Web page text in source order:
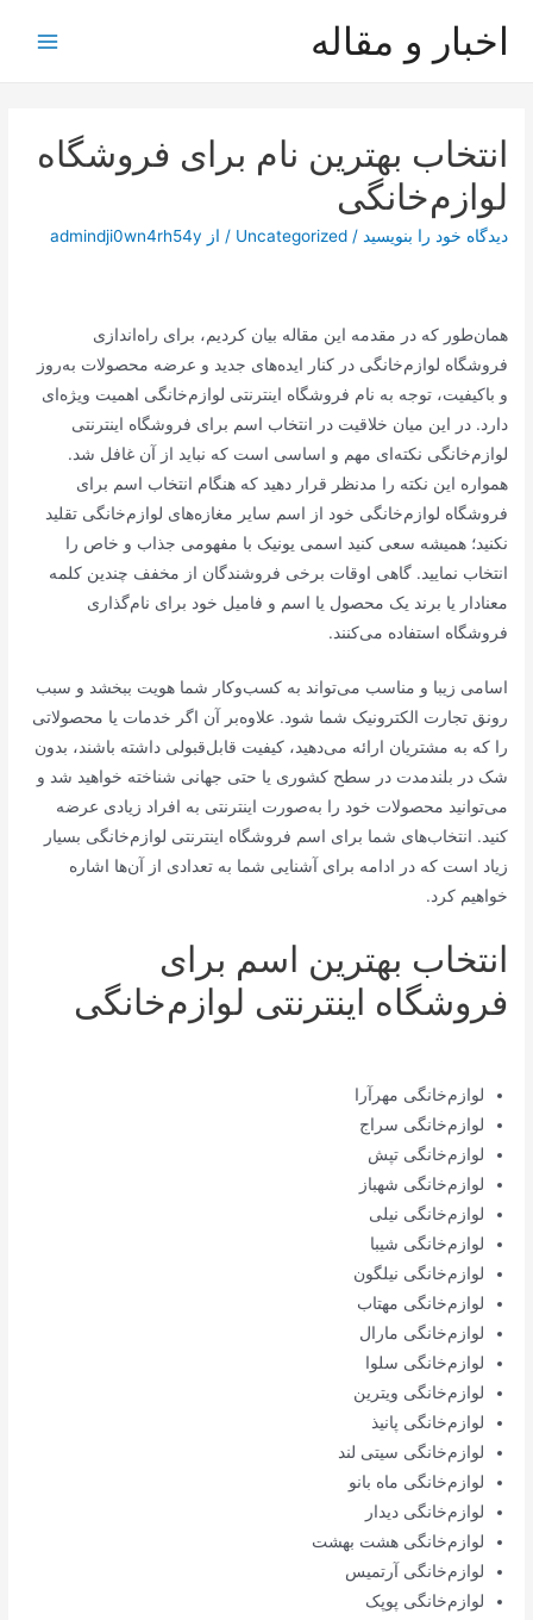
اخبار و مقاله
انتخاب بهترین نام برای فروشگاه
لوازم‌خانگی
دیدگاه‌ خود را بنویسید /
Uncategorized / از admindji0wn4rh54y
همان‌طور که در مقدمه این مقاله بیان کردیم، برای راه‌اندازی
فروشگاه لوازم‌خانگی در کنار ایده‌های جدید و عرضه محصولات به‌روز
و باکیفیت، توجه به نام فروشگاه اینترنتی لوازم‌خانگی اهمیت ویژه‌ای
دارد. در این میان خلاقیت در انتخاب اسم برای فروشگاه اینترنتی
لوازم‌خانگی نکته‌ای مهم و اساسی است که نباید از آن غافل شد.
همواره این نکته را مدنظر قرار دهید که هنگام انتخاب اسم برای
فروشگاه لوازم‌خانگی خود از اسم سایر مغازه‌های لوازم‌خانگی تقلید
نکنید؛ همیشه سعی کنید اسمی یونیک با مفهومی جذاب و خاص را
انتخاب نمایید. گاهی اوقات برخی فروشندگان از مخفف چندین کلمه
معنادار یا برند یک محصول یا اسم و فامیل خود برای نام‌گذاری
فروشگاه استفاده می‌کنند.
اسامی زیبا و مناسب می‌تواند به کسب‌وکار شما هویت ببخشد و سبب
رونق تجارت الکترونیک شما شود. علاوه‌بر آن اگر خدمات یا محصولاتی
را که به مشتریان ارائه می‌دهید، کیفیت قابل‌قبولی داشته باشند، بدون
شک در بلندمدت در سطح کشوری یا حتی جهانی شناخته خواهید شد و
می‌توانید محصولات خود را به‌صورت اینترنتی به افراد زیادی عرضه
کنید. انتخاب‌های شما برای اسم فروشگاه اینترنتی لوازم‌خانگی بسیار
زیاد است که در ادامه برای آشنایی شما به تعدادی از آن‌ها اشاره
خواهیم کرد.
انتخاب بهترین اسم برای
فروشگاه اینترنتی لوازم‌خانگی
لوازم‌خانگی مهرآرا
لوازم‌خانگی سراج
لوازم‌خانگی تپش
لوازم‌خانگی شهباز
لوازم‌خانگی نیلی
لوازم‌خانگی شیبا
لوازم‌خانگی نیلگون
لوازم‌خانگی مهتاب
لوازم‌خانگی مارال
لوازم‌خانگی سلوا
لوازم‌خانگی ویترین
لوازم‌خانگی پانیذ
لوازم‌خانگی سیتی لند
لوازم‌خانگی ماه بانو
لوازم‌خانگی دیدار
لوازم‌خانگی هشت بهشت
لوازم‌خانگی آرتمیس
لوازم‌خانگی پوپک